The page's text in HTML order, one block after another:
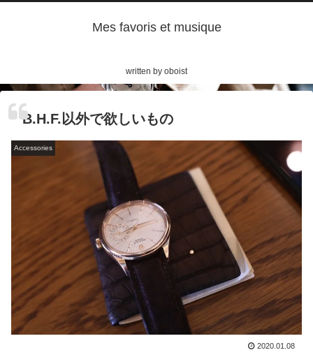
Mes favoris et musique
written by oboist
B.H.F.以外で欲しいもの
Accessories
2020.01.08